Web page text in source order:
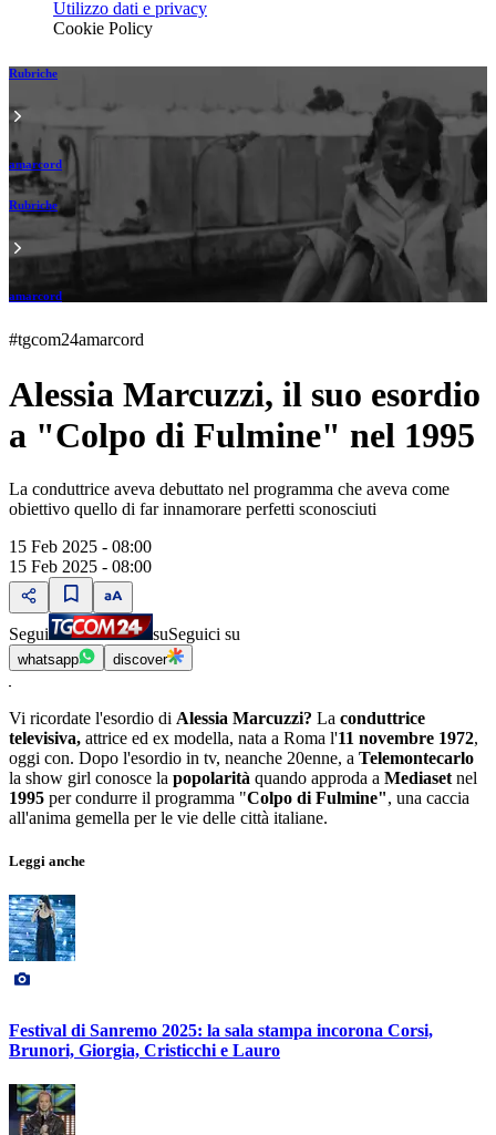
Utilizzo dati e privacy
Cookie Policy
Rubriche
amarcord
Rubriche
amarcord
#tgcom24amarcord
Alessia Marcuzzi, il suo esordio
a "Colpo di Fulmine" nel 1995
La conduttrice aveva debuttato nel programma che aveva come
obiettivo quello di far innamorare perfetti sconosciuti
15 Feb 2025 - 08:00
15 Feb 2025 - 08:00
Segui suSeguici su
whatsapp discover
Vi ricordate l'esordio di Alessia Marcuzzi? La conduttrice
televisiva, attrice ed ex modella, nata a Roma l'11 novembre 1972,
oggi con. Dopo l'esordio in tv, neanche 20enne, a Telemontecarlo
la show girl conosce la popolarità quando approda a Mediaset nel
1995 per condurre il programma "Colpo di Fulmine", una caccia
all'anima gemella per le vie delle città italiane.
Leggi anche
Festival di Sanremo 2025: la sala stampa incorona Corsi,
Brunori, Giorgia, Cristicchi e Lauro